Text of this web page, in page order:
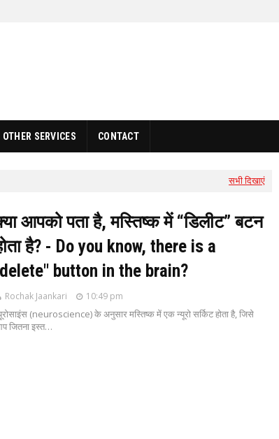
OTHER SERVICES CONTACT
सभी दिखाएं
आपको पता है, मस्तिष्क में “डिलीट” बटन
है? - Do you know, there is a
button in the brain?
Rochak Jaankari 10:49 pm
(neuroscience) के अनुसार मस्तिष्क में एक न्यूरो सर्किट होता है, जिसे
जितना इस्त…